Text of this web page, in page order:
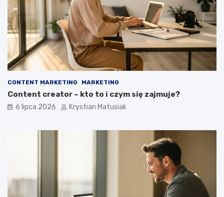
CONTENT MARKETING MARKETING
Content creator – kto to i czym się zajmuje?
6 lipca 2026 Krystian Matusiak